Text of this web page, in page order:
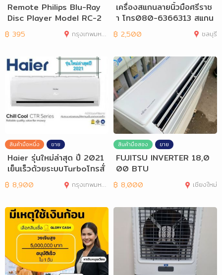
Remote Philips Blu-Ray
Disc Player Model RC-2
801แท้
฿ 395 กรุงเทพมหานคร
เครื่องสแกนลายนิ้วมือศรีราช
า โทร080-6366313 สแกน
นิ้วศรีราชา
฿ 2,500 ชลบุรี
สินค้ามือหนึ่ง ขาย
Haier รุ่นใหม่ล่าสุด ปี 2021
เย็นเร็วด้วยระบบTurboโทรสั่
งได้
฿ 8,900 กรุงเทพมหานคร
สินค้ามือสอง ขาย
FUJITSU INVERTER 18,0
00 BTU
฿ 8,000 เชียงใหม่